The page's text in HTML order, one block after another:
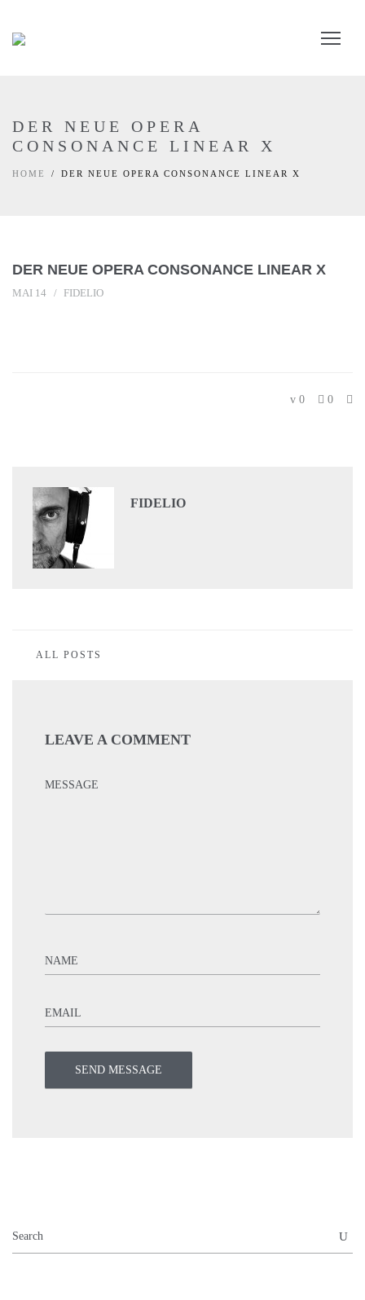
DER NEUE OPERA
CONSONANCE LINEAR X
HOME DER NEUE OPERA CONSONANCE LINEAR X
DER NEUE OPERA CONSONANCE LINEAR X
MAI 14 FIDELIO
0 0
FIDELIO
ALL POSTS
LEAVE A COMMENT